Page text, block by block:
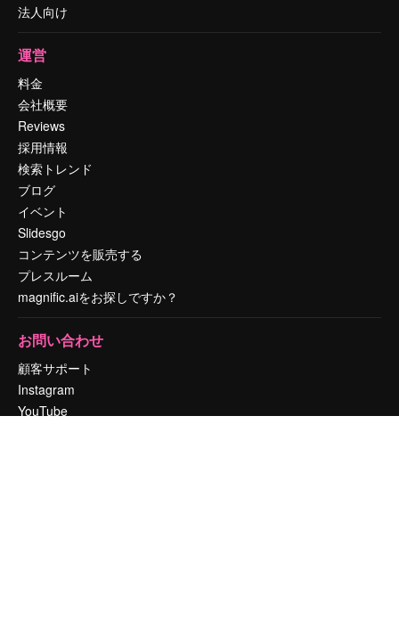
法人向け
運営
料金
会社概要
Reviews
採用情報
検索トレンド
ブログ
イベント
Slidesgo
コンテンツを販売する
プレスルーム
magnific.aiをお探しですか？
お問い合わせ
顧客サポート
Instagram
YouTube